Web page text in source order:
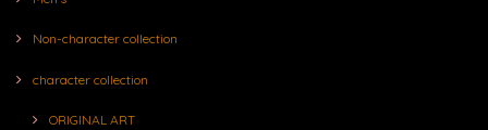
Non-character collection
character collection
ORIGINAL ART